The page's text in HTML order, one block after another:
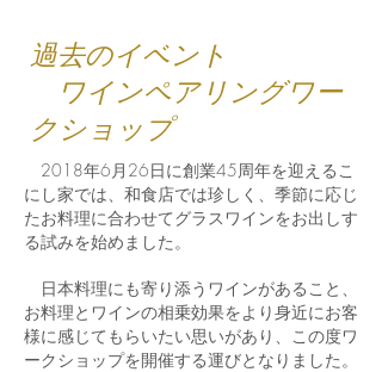
過去のイベント
ワインペアリングワー
クショップ
2018年6月26日に創業45周年を迎えるこ
にし家では、和食店では珍しく、季節に応じ
たお料理に合わせてグラスワインをお出しす
る試みを始めました。
日本料理にも寄り添うワインがあること、
お料理とワインの相乗効果をより身近にお客
様に感じてもらいたい思いがあり、この度ワ
ークショップを開催する運びとなりました。